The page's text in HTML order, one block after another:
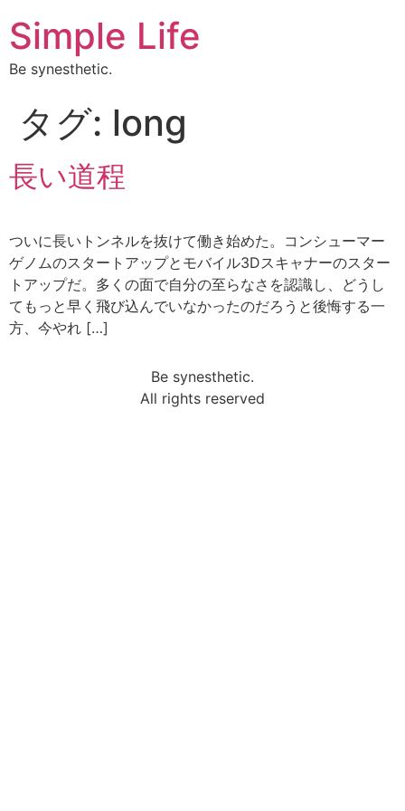
Simple Life
Be synesthetic.
タグ: long
長い道程
ついに長いトンネルを抜けて働き始めた。コンシューマー
ゲノムのスタートアップとモバイル3Dスキャナーのスター
トアップだ。多くの面で自分の至らなさを認識し、どうし
てもっと早く飛び込んでいなかったのだろうと後悔する一
方、今やれ […]
Be synesthetic.
All rights reserved